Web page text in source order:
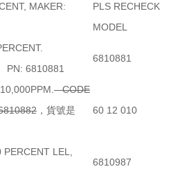
MAKER:
PLS RECHECK
MODEL
PN: 6810881
6810881
CODE
，貨號是
60 12 010
LEL,
6810987